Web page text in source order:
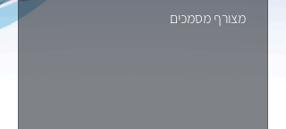
מצורף מסמכים